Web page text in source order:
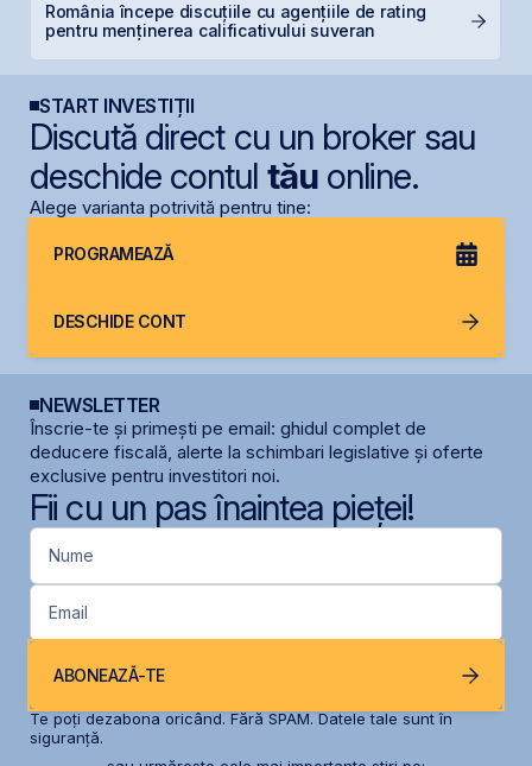
România începe discuțiile cu agențiile de rating
pentru menținerea calificativului suveran
START INVESTIȚII
Discută direct cu un broker sau
deschide contul tăuonline.
Alege varianta potrivită pentru tine:
PROGRAMEAZĂ
DESCHIDE CONT
NEWSLETTER
Înscrie-te și primești pe email: ghidul complet de
deducere fiscală, alerte la schimbari legislative și oferte
exclusive pentru investitori noi.
Fii cu un pas înaintea pieței!
Nume
Email
ABONEAZĂ-TE
Te poți dezabona oricând. Fără SPAM. Datele tale sunt în
siguranță.